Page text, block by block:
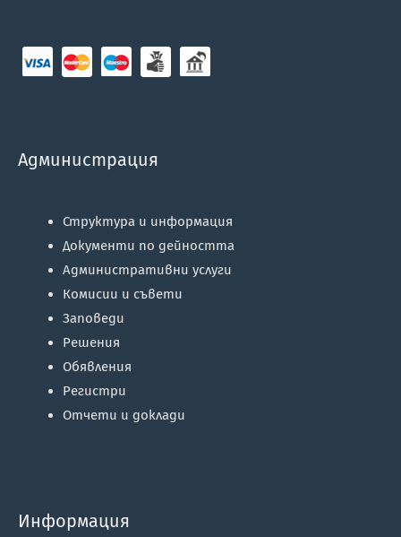
Администрация
Структура и информация
Документи по дейността
Административни услуги
Комисии и съвети
Заповеди
Решения
Обявления
Регистри
Отчети и доклади
Информация